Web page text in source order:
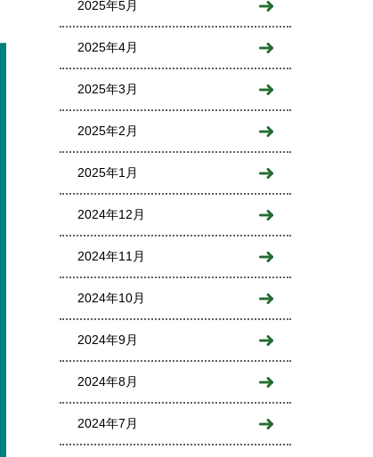
2025年5月
2025年4月
2025年3月
2025年2月
2025年1月
2024年12月
2024年11月
2024年10月
2024年9月
2024年8月
2024年7月